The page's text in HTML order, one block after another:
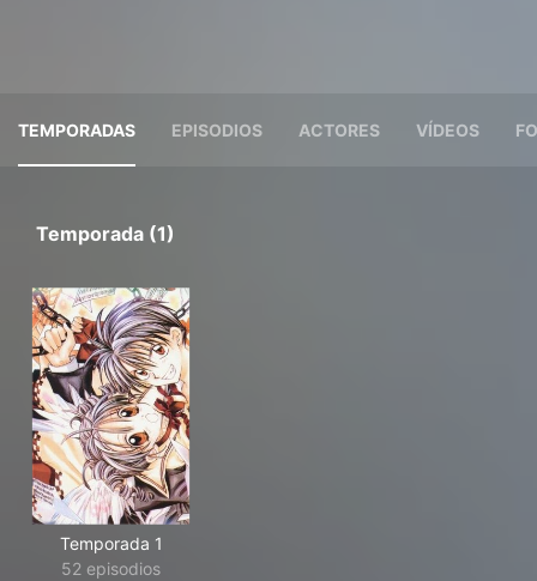
TEMPORADAS EPISODIOS ACTORES VÍDEOS
Temporada (1)
Temporada 1
52 episodios